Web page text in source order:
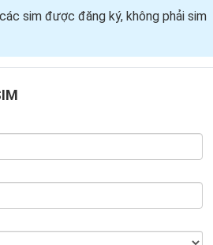
sim được đăng ký, không phải sim